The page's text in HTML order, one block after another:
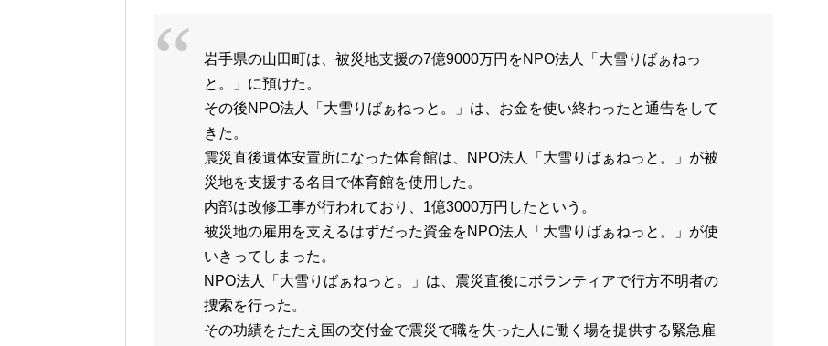
岩手県の山田町は、被災地支援の7億9000万円をNPO法人「大雪りばぁねっ
と。」に預けた。
その後NPO法人「大雪りばぁねっと。」は、お金を使い終わったと通告をして
きた。
震災直後遺体安置所になった体育館は、NPO法人「大雪りばぁねっと。」が被
災地を支援する名目で体育館を使用した。
内部は改修工事が行われており、1億3000万円したという。
被災地の雇用を支えるはずだった資金をNPO法人「大雪りばぁねっと。」が使
いきってしまった。
NPO法人「大雪りばぁねっと。」は、震災直後にボランティアで行方不明者の
捜索を行った。
その功績をたたえ国の交付金で震災で職を失った人に働く場を提供する緊急雇